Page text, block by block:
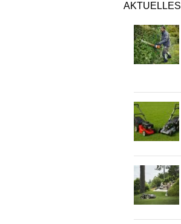
AKTUELLES